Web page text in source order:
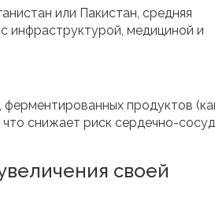
или Пакистан, средняя
инфраструктурой, медициной и
продуктов
снижает риск сердечно-
своей